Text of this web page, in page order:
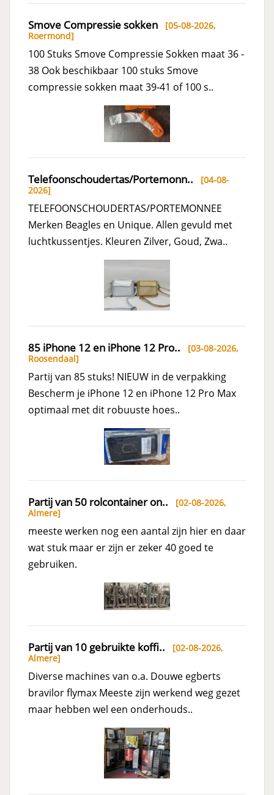
Smove Compressie sokken [05-08-2026,
Roermond]
100 Stuks Smove Compressie Sokken maat 36 -
38 Ook beschikbaar 100 stuks Smove
compressie sokken maat 39-41 of 100 s..
Telefoonschoudertas/Portemonn.. [04-08-
2026]
TELEFOONSCHOUDERTAS/PORTEMONNEE
Merken Beagles en Unique. Allen gevuld met
luchtkussentjes. Kleuren Zilver, Goud, Zwa..
85 iPhone 12 en iPhone 12 Pro.. [03-08-2026,
Roosendaal]
Partij van 85 stuks! NIEUW in de verpakking
Bescherm je iPhone 12 en iPhone 12 Pro Max
optimaal met dit robuuste hoes..
Partij van 50 rolcontainer on.. [02-08-2026,
Almere]
meeste werken nog een aantal zijn hier en daar
wat stuk maar er zijn er zeker 40 goed te
gebruiken.
Partij van 10 gebruikte koffi.. [02-08-2026,
Almere]
Diverse machines van o.a. Douwe egberts
bravilor flymax Meeste zijn werkend weg gezet
maar hebben wel een onderhouds..